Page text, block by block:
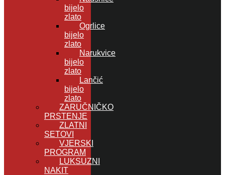
bijelo
zlato
Ogrlice
bijelo
zlato
Narukvice
bijelo
zlato
Lančić
bijelo
zlato
ZARUČNIČKO
PRSTENJE
ZLATNI
SETOVI
VJERSKI
PROGRAM
LUKSUZNI
NAKIT